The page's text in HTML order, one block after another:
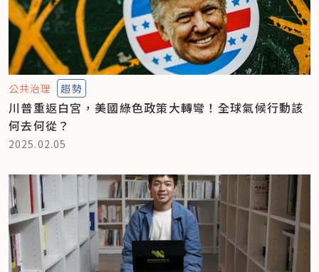
公共治理 趨勢
川普重返白宮，美國綠色政策大轉彎！全球氣候行動該
何去何從？
2025.02.05